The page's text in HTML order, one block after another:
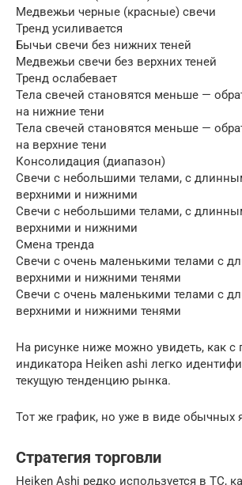
Медвежьи черные (красные) свечи
Тренд усиливается
Бычьи свечи без нижних теней
Медвежьи свечи без верхних теней
Тренд ослабевает
Тела свечей становятся меньше —
на нижние тени
Тела свечей становятся меньше —
на верхние тени
Консолидация (диапазон)
Свечи с небольшими телами, с
верхними и нижними
Свечи с небольшими телами, с
верхними и нижними
Смена тренда
Свечи с очень маленькими телами с
верхними и нижними тенями
Свечи с очень маленькими телами с
верхними и нижними тенями
На рисунке ниже можно увидеть, как
индикатора Heiken ashi легко
текущую тенденцию рынка.
Тот же график, но уже в виде обычных
Стратегия торговли
Heiken Ashi редко используется в ТС,